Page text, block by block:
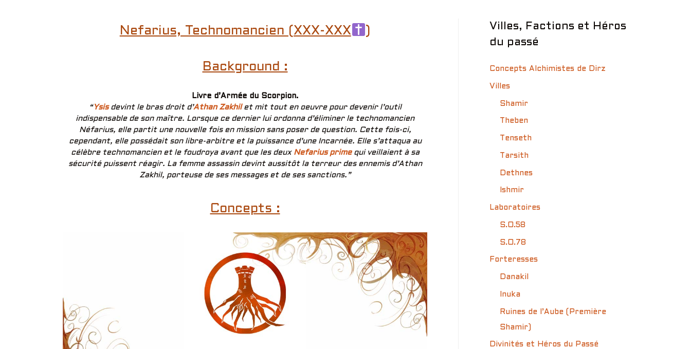
Nefarius, Technomancien (XXX-XXX )
Background :
Livre d’Armée du Scorpion.
“Ysis devint le bras droit d’Athan Zakhil et mit tout en oeuvre pour devenir l’outil
indispensable de son maître. Lorsque ce dernier lui ordonna d’éliminer le technomancien
Néfarius, elle partit une nouvelle fois en mission sans poser de question. Cette fois-ci,
cependant, elle possédait son libre-arbitre et la puissance d’une Incarnée. Elle s’attaqua au
célèbre technomancien et le foudroya avant que les deux Nefarius primequi veillaient à sa
sécurité puissent réagir. La femme assassin devint aussitôt la terreur des ennemis d’Athan
Zakhil, porteuse de ses messages et de ses sanctions.”
Concepts :
Villes, Factions et Héros
du passé
Concepts Alchimistes de Dirz
Villes
Shamir
Theben
Tenseth
Tarsith
Dethnes
Ishmir
Laboratoires
S.O.58
S.O.78
Forteresses
Danakil
Inuka
Ruines de l’Aube (Première
Shamir)
Divinités et Héros du Passé